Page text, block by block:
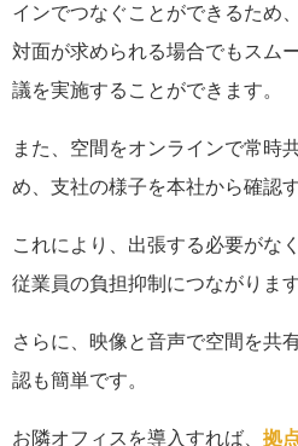
インでつなぐことができるため
対面が求められる場合でもスム
議を実施することができます。
また、空間をオンラインで常時
め、支社の様子を本社から確認
これにより、出張する必要がな
従業員の負担抑制につながります
さらに、映像と音声で空間を共
認も簡単です。
お隣オフィスを導入すれば、 拠